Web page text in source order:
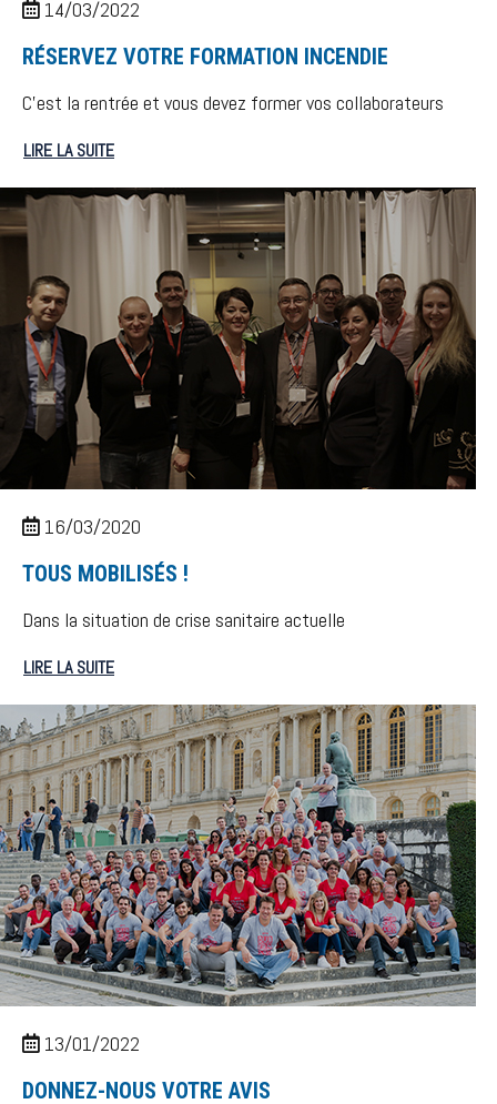
14/03/2022
RÉSERVEZ VOTRE FORMATION INCENDIE
C’est la rentrée et vous devez former vos collaborateurs
LIRE LA SUITE
16/03/2020
TOUS MOBILISÉS !
Dans la situation de crise sanitaire actuelle
LIRE LA SUITE
13/01/2022
DONNEZ-NOUS VOTRE AVIS